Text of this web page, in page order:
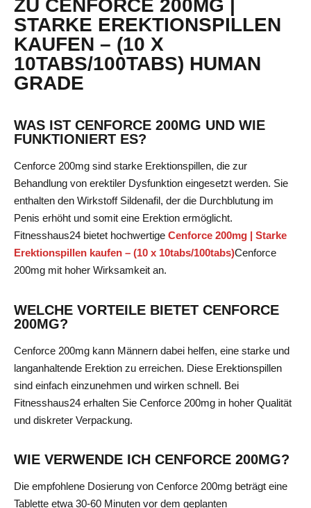
ZU CENFORCE 200MG |
STARKE EREKTIONSPILLEN
KAUFEN – (10 X
10TABS/100TABS) HUMAN
GRADE
WAS IST CENFORCE 200MG UND WIE
FUNKTIONIERT ES?
Cenforce 200mg sind starke Erektionspillen, die zur
Behandlung von erektiler Dysfunktion eingesetzt werden. Sie
enthalten den Wirkstoff Sildenafil, der die Durchblutung im
Penis erhöht und somit eine Erektion ermöglicht.
Fitnesshaus24 bietet hochwertige Cenforce 200mg | Starke
Erektionspillen kaufen – (10 x 10tabs/100tabs)Cenforce
200mg mit hoher Wirksamkeit an.
WELCHE VORTEILE BIETET CENFORCE
200MG?
Cenforce 200mg kann Männern dabei helfen, eine starke und
langanhaltende Erektion zu erreichen. Diese Erektionspillen
sind einfach einzunehmen und wirken schnell. Bei
Fitnesshaus24 erhalten Sie Cenforce 200mg in hoher Qualität
und diskreter Verpackung.
WIE VERWENDE ICH CENFORCE 200MG?
Die empfohlene Dosierung von Cenforce 200mg beträgt eine
Tablette etwa 30-60 Minuten vor dem geplanten